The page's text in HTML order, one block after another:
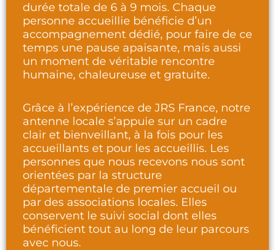
durée totale de 6 à 9 mois. Chaque
personne accueillie bénéficie d’un
accompagnement dédié, pour faire de ce
temps une pause apaisante, mais aussi
un moment de véritable rencontre
humaine, chaleureuse et gratuite.
Grâce à l’expérience de JRS France, notre
antenne locale s’appuie sur un cadre
clair et bienveillant, à la fois pour les
accueillants et pour les accueillis. Les
personnes que nous recevons nous sont
orientées par la structure
départementale de premier accueil ou
par des associations locales. Elles
conservent le suivi social dont elles
bénéficient tout au long de leur parcours
avec nous.